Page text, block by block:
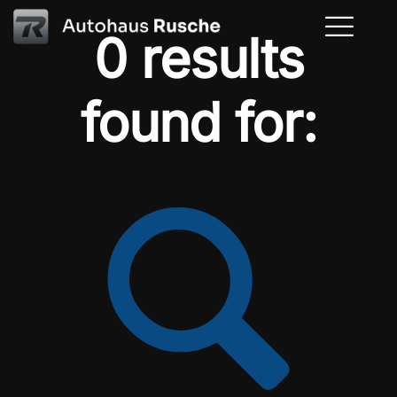
0 results
found for: